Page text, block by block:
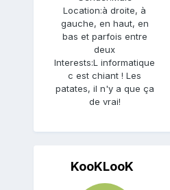
Location:à droite, à
gauche, en haut, en
bas et parfois entre
deux
Interests:L informatique
c est chiant ! Les
patates, il n'y a que ça
de vrai!
KooKLooK